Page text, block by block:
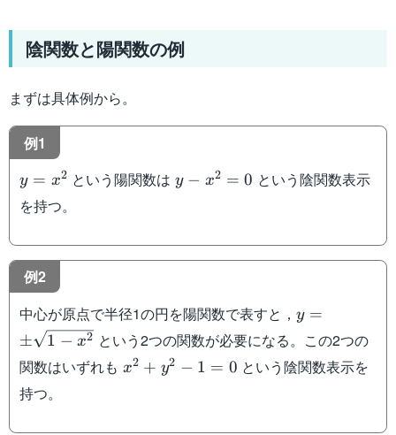
陰関数と陽関数の例
まずは具体例から。
例1
y=x^2
y = x2 という陽関数はy-
y − x2 = 0 という陰関数表示
を持つ。
例2
中心が原点で半径1の円を陽関数で表すと，y=\pm
x^2}
y =
±
1 − x2 という2つの関数が必要になる。この2つの
関数はいずれも x^2+y^2-
x2 + y2 − 1 = 0 という陰関数表示を
持つ。